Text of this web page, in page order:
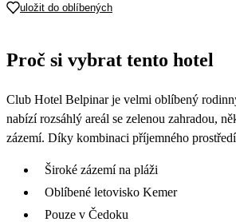
uložit do oblíbených
Proč si vybrat tento hotel
Club Hotel Belpinar je velmi oblíbený
nabízí rozsáhlý areál se zelenou zahradou,
zázemí. Díky kombinaci příjemného
Široké zázemí na pláži
Oblíbené letovisko Kemer
Pouze v Čedoku